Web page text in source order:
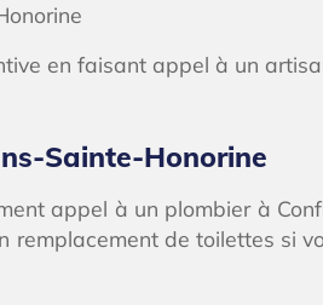
en faisant appel à un
Sainte-Honorine
appel à un plombier à
de toilettes si